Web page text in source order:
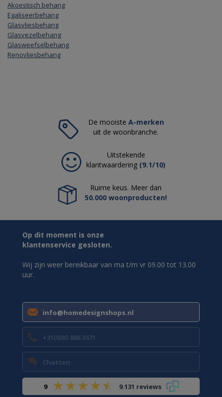
Akoestisch behang
Egaliseerbehang
Glasvliesbehang
Glasvezelbehang
Glasweefselbehang
Renovliesbehang
De mooiste A-merken
uit de woonbranche.
Uitstekende
klantwaardering (9.1/10)
Ruime keus. Meer dan
50.000 woonproducten!
Op dit moment is onze
klantenservice gesloten.
Wij zijn weer bereikbaar van ma t/m vr 09.00 tot 13.00
uur.
info@homedesignshops.nl
+31(0)85 888 3671
Chatten
9 9.131 reviews